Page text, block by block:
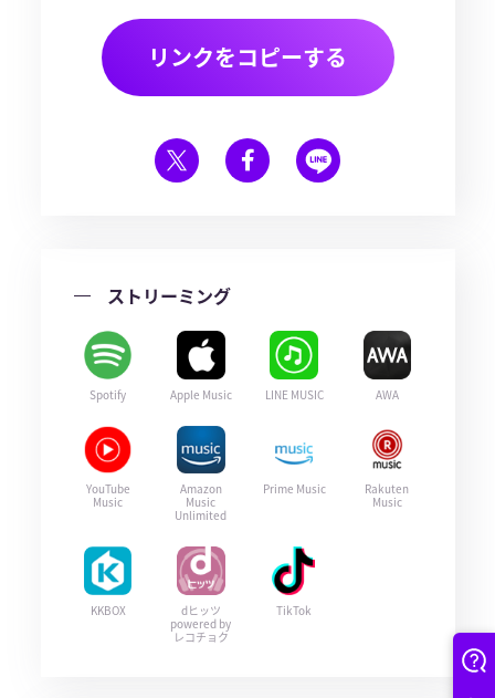
リンクをコピーする
ストリーミング
Spotify Apple Music LINE MUSIC AWA
YouTube
Music
Amazon
Music
Unlimited
Prime Music
Rakuten
Music
KKBOX
dヒッツ
powered by
レコチョク
TikTok